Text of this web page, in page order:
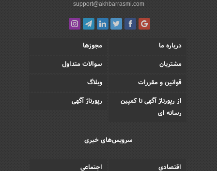
support@akhbarrasmi.com
درباره ما
مجوزها
مشتریان
سوالات متداول
قوانین و مقررات
وبلاگ
از رپورتاژ آگهی تا کمپین
رسانه ای
رپورتاژ آگهی
سرویس‌های خبری
اقتصادی اجتماعی